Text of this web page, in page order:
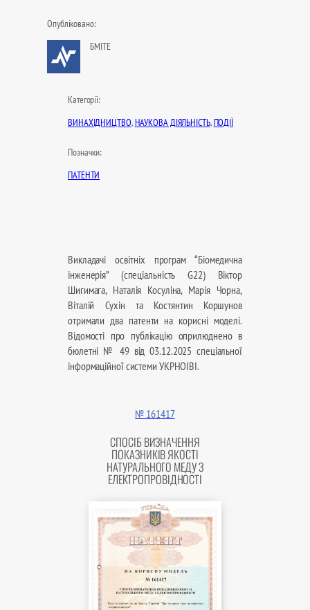
Опубліковано:
БМІТЕ
Категорії:
ВИНАХІДНИЦТВО, НАУКОВА ДІЯЛЬНІСТЬ, ПОДІЇ
Позначки:
ПАТЕНТИ
Викладачі освітніх програм “Біомедична
інженерія” (спеціальність G22) Віктор
Шигимага, Наталія Косуліна, Марія Чорна,
Віталій Сухін та Костянтин Коршунов
отримали два патенти на корисні моделі.
Відомості про публікацію оприлюднено в
бюлетні № 49 від 03.12.2025 спеціальної
інформаційної системи УКРНОІВІ.
№ 161417
СПОСІБ ВИЗНАЧЕННЯ
ПОКАЗНИКІВ ЯКОСТІ
НАТУРАЛЬНОГО МЕДУ З
ЕЛЕКТРОПРОВІДНОСТІ